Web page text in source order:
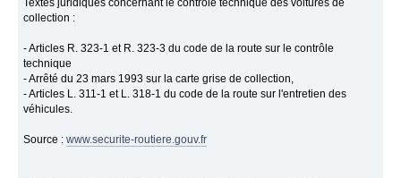
Textes juridiques concernant le controle technique des voitures de
collection :
- Articles R. 323-1 et R. 323-3 du code de la route sur le contrôle
technique
- Arrêté du 23 mars 1993 sur la carte grise de collection,
- Articles L. 311-1 et L. 318-1 du code de la route sur l'entretien des
véhicules.
Source :www.securite-routiere.gouv.fr